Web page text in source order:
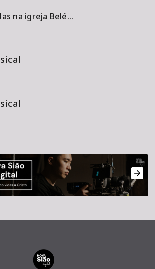
Palavras pregadas na igreja Belém Church